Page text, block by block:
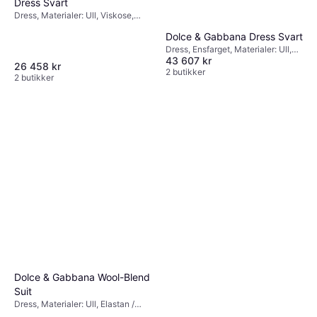
Dress Svart
Dress, Materialer: Ull, Viskose,
26 458 kr
2 butikker
Dolce & Gabbana Dress Svart
Dress, Ensfarget, Materialer: Ull,
Lommer
43 607 kr
2 butikker
Dolce & Gabbana Wool-Blend
Suit
Dress, Materialer: Ull, Elastan /